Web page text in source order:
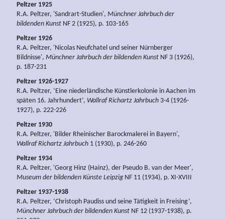
Peltzer 1925
R.A. Peltzer, 'Sandrart-Studien', Münchner Jahrbuch der
bildenden Kunst NF 2 (1925), p. 103-165
Peltzer 1926
R.A. Peltzer, 'Nicolas Neufchatel und seiner Nürnberger
Bildnisse', Münchner Jahrbuch der bildenden Kunst NF 3 (1926),
p. 187-231
Peltzer 1926-1927
R.A. Peltzer, ‘Eine niederländische Künstlerkolonie in Aachen im
späten 16. Jahrhundert’, Wallraf Richartz Jahrbuch 3-4 (1926-
1927), p. 222-226
Peltzer 1930
R.A. Peltzer, 'Bilder Rheinischer Barockmalerei in Bayern',
Wallraf Richartz Jahrbuch 1 (1930), p. 246-260
Peltzer 1934
R.A. Peltzer, 'Georg Hinz (Hainz), der Pseudo B. van der Meer',
Museum der bildenden Künste Leipzig NF 11 (1934), p. XI-XVIII
Peltzer 1937-1938
R.A. Peltzer, ‘Christoph Paudiss und seine Tätigkeit in Freising’,
Münchner Jahrbuch der bildenden Kunst NF 12 (1937-1938), p.